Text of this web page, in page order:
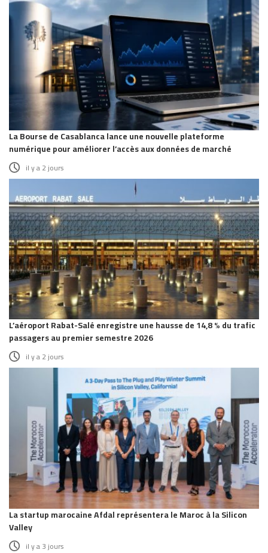
La Bourse de Casablanca lance une nouvelle plateforme
numérique pour améliorer l’accès aux données de marché
il y a 2 jours
L’aéroport Rabat-Salé enregistre une hausse de 14,8 % du trafic
passagers au premier semestre 2026
il y a 2 jours
La startup marocaine Afdal représentera le Maroc à la Silicon
Valley
il y a 3 jours